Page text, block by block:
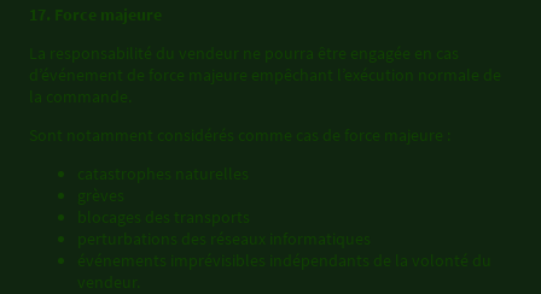
17. Force majeure
La responsabilité du vendeur ne pourra être engagée en cas
d’événement de force majeure empêchant l’exécution normale de
la commande.
Sont notamment considérés comme cas de force majeure :
catastrophes naturelles
grèves
blocages des transports
perturbations des réseaux informatiques
événements imprévisibles indépendants de la volonté du
vendeur.